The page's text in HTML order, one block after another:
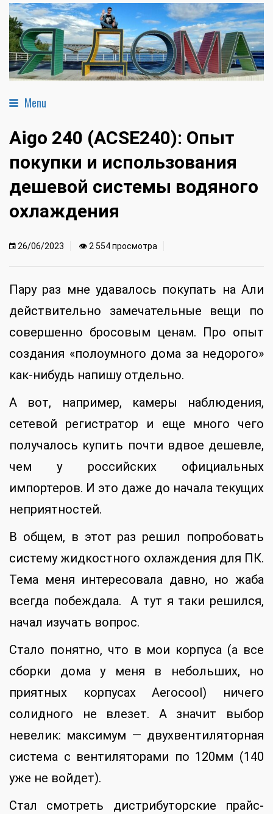
Menu
Aigo 240 (ACSE240): Опыт
покупки и использования
дешевой системы водяного
охлаждения
26/06/2023 👁 2 554 просмотра
Пару раз мне удавалось покупать на Али
действительно замечательные вещи по
совершенно бросовым ценам. Про опыт
создания «полоумного дома за недорого»
как-нибудь напишу отдельно.
А вот, например, камеры наблюдения,
сетевой регистратор и еще много чего
получалось купить почти вдвое дешевле,
чем у российских официальных
импортеров. И это даже до начала текущих
неприятностей.
В общем, в этот раз решил попробовать
систему жидкостного охлаждения для ПК.
Тема меня интересовала давно, но жаба
всегда побеждала. А тут я таки решился,
начал изучать вопрос.
Стало понятно, что в мои корпуса (а все
сборки дома у меня в небольших, но
приятных корпусах Aerocool) ничего
солидного не влезет. А значит выбор
невелик: максимум — двухвентиляторная
сиcтема с вентиляторами по 120мм (140
уже не войдет).
Стал смотреть дистрибуторские прайс-